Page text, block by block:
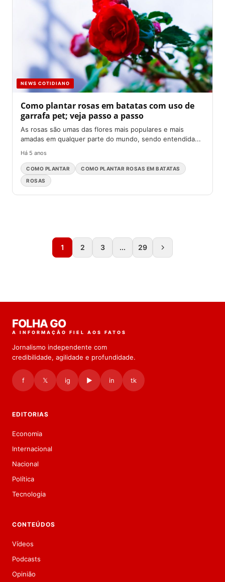
NEWS COTIDIANO
Como plantar rosas em batatas com uso de
garrafa pet; veja passo a passo
As rosas são umas das flores mais populares e mais
amadas em qualquer parte do mundo, sendo entendida...
Há 5 anos
COMO PLANTAR
COMO PLANTAR ROSAS EM BATATAS
ROSAS
1 2 3 ... 29
FOLHA GO
A INFORMAÇÃO FIEL AOS FATOS
Jornalismo independente com
credibilidade, agilidade e profundidade.
f 𝕏 ig ▶ in tk
EDITORIAS
Economia
Internacional
Nacional
Política
Tecnologia
CONTEÚDOS
Vídeos
Podcasts
Opinião